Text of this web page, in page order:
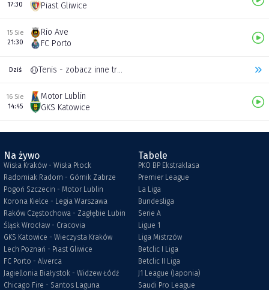
17:30
Piast Gliwice
15 Sie
21:30
Rio Ave
FC Porto
Dziś Tenis - zobacz inne transmisje
16 Sie
14:45
Motor Lublin
GKS Katowice
Na żywo
Wisła Kraków - Wisła Płock
Radomiak Radom - Górnik Zabrze
Pogoń Szczecin - Motor Lublin
Korona Kielce - Legia Warszawa
Raków Częstochowa - Zagłębie Lubin
Śląsk Wrocław - Cracovia
GKS Katowice - Wieczysta Kraków
Lech Poznań - Piast Gliwice
FC Porto - Alverca
Jagiellonia Białystok - Widzew Łódź
Chicago Fire - Santos Laguna
Tabele
PKO BP Ekstraklasa
Premier League
La Liga
Bundesliga
Serie A
Ligue 1
Liga Mistrzów
Betclic I Liga
Betclic II Liga
J1 League (Japonia)
Saudi Pro League